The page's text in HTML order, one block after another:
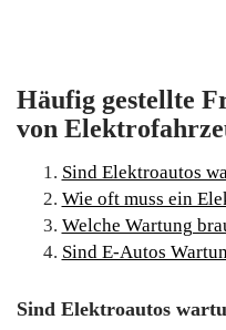
Häufig gestellte
von
Sind Elektroautos
Wie oft muss ein
Welche Wartung
Sind E-Autos
Sind Elektroautos